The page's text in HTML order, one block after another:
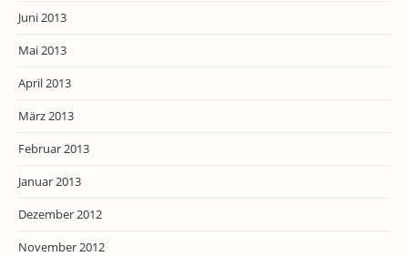
Juni 2013
Mai 2013
April 2013
März 2013
Februar 2013
Januar 2013
Dezember 2012
November 2012